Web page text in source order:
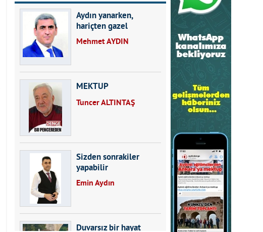
Aydın yanarken,
hariçten gazel
okuyarak kalpleri de
Mehmet AYDIN
MEKTUP
Tuncer ALTINTAŞ
Sizden sonrakiler
yapabilir
Emin Aydın
Duvarsız bir hayat